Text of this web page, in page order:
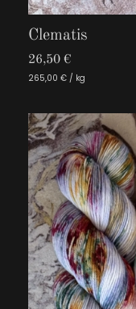
Clematis
26,50 €
265,00 € / kg